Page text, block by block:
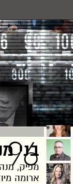
96
בני
מפיק,
ארומה